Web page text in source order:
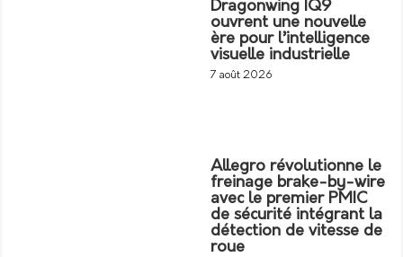
Dragonwing IQ9
ouvrent une nouvelle
ère pour l’intelligence
visuelle industrielle
7 août 2026
Allegro révolutionne le
freinage brake-by-wire
avec le premier PMIC
de sécurité intégrant la
détection de vitesse de
roue